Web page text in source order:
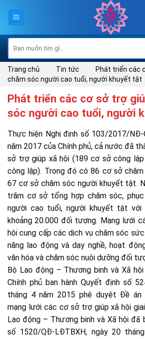
kiếm:
Trang chủ Tin tức
Phát triển các
chăm sóc người cao tuổi, người khuyết tật
Phát triển các cơ sở trợ
sóc người cao tuổi, người
Thực hiện Nghị định số 103/2017/NĐ-
năm 2017 của Chính phủ, cả nước đã
sở trợ giúp xã hội (189 cơ sở công
công lập). Trong đó có 86 cơ sở
67 cơ sở chăm sóc người khuyết tật.
trăm cơ sở tổng hợp chăm sóc,
người cao tuổi, người khuyết tật với
khoảng 20.000 đối tượng. Mạng lưới
hội cung cấp các dịch vụ chăm sóc
năng lao động và dạy nghề, hoạt
văn hóa và chăm sóc nuôi dưỡng đối
Bộ Lao động – Thương binh và Xã
Chính phủ ban hành Quyết định số
tháng 4 năm 2015 phê duyệt Đề
mạng lưới các cơ sở trợ giúp xã hội
Lao động – Thương binh và Xã hội đã
số 1520/QĐ-LĐTBXH, ngày 20